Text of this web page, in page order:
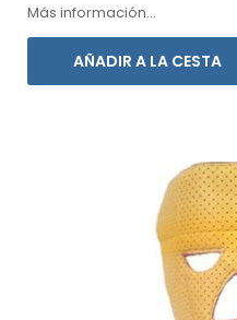
Más información...
AÑADIR A LA CESTA